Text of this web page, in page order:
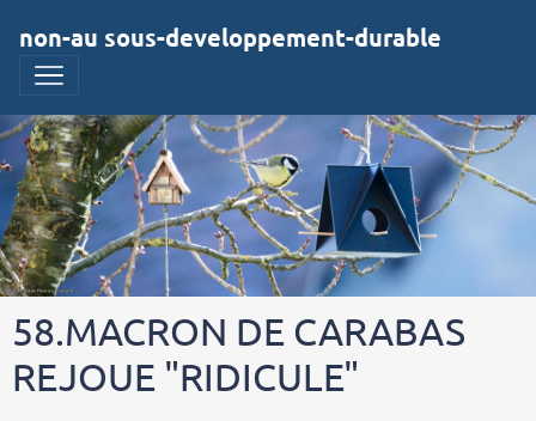
non-au sous-developpement-durable
58.MACRON DE CARABAS
REJOUE "RIDICULE"